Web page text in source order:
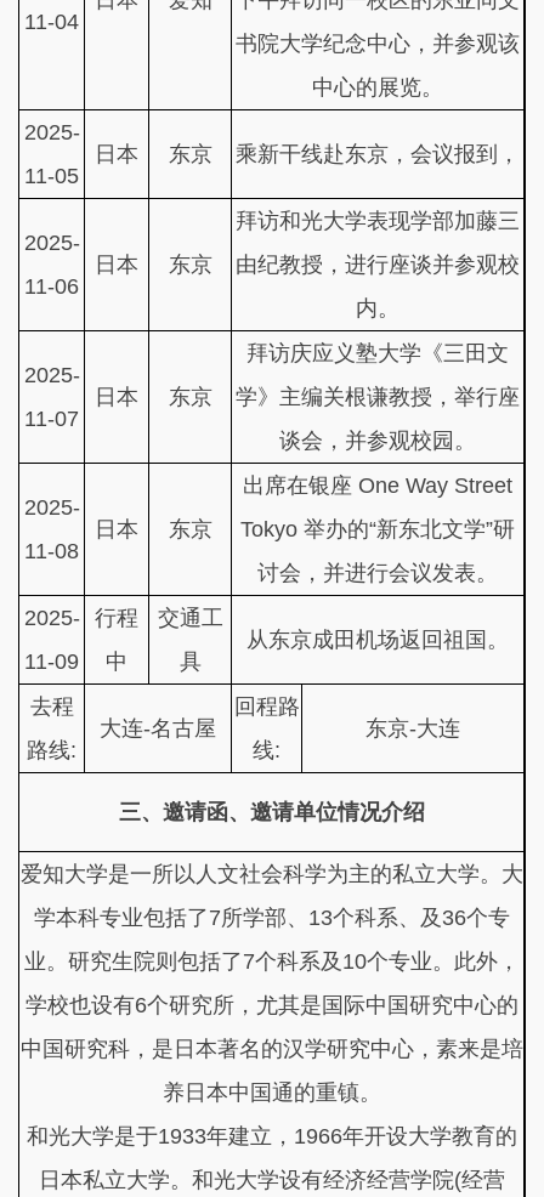
11-04
书院大学纪念中心，并参观该
中心的展览。
2025-
11-05
日本 东京 乘新干线赴东京，会议报到，
2025-
11-06
日本 东京
拜访和光大学表现学部加藤三
由纪教授，进行座谈并参观校
内。
2025-
11-07
日本 东京
拜访庆应义塾大学《三田文
学》主编关根谦教授，举行座
谈会，并参观校园。
2025-
11-08
日本 东京
出席在银座 One Way Street
Tokyo 举办的“新东北文学”研
讨会，并进行会议发表。
2025-
11-09
行程
中
交通工
具
从东京成田机场返回祖国。
去程
路线:
大连-名古屋
回程路
线:
东京-大连
三、邀请函、邀请单位情况介绍
爱知大学是一所以人文社会科学为主的私立大学。大
学本科专业包括了7所学部、13个科系、及36个专
业。研究生院则包括了7个科系及10个专业。此外，
学校也设有6个研究所，尤其是国际中国研究中心的
中国研究科，是日本著名的汉学研究中心，素来是培
养日本中国通的重镇。
和光大学是于1933年建立，1966年开设大学教育的
日本私立大学。和光大学设有经济经营学院(经营